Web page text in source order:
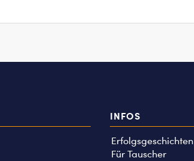
INFOS
Erfolgsgeschichten
Für Tauscher